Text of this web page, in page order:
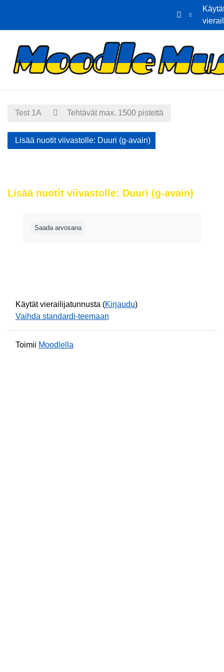
Etusivu Kalenteri
Test 1A Tehtävät max. 1500 pistettä
Lisää nuotit viivastolle: Duuri (g-avain)
Lisää nuotit viivastolle: Duuri (g-avain)
Saada arvosana
Käytät vierailijatunnusta (Kirjaudu)
Vaihda standardi-teemaan
Toimii Moodlella